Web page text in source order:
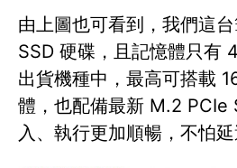
由上圖也可看到，我們這
SSD 硬碟，且記憶體只有
出貨機種中，最高可搭載
體，也配備最新 M.2 PCIe
入、執行更加順暢，不怕